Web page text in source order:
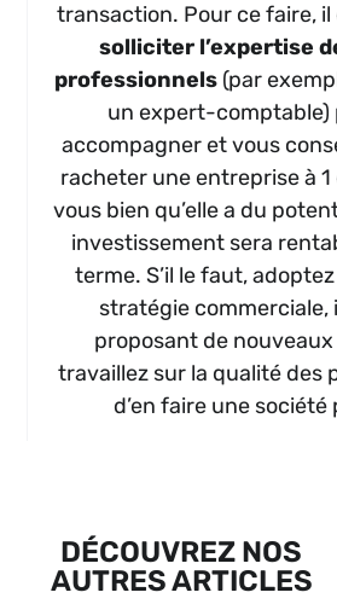
transaction. Pour ce faire, il
solliciter l’expertise
professionnels(par
un expert-comptable)
accompagner et vous
racheter une entreprise à
vous bien qu’elle a du
investissement sera
terme. S’il le faut,
stratégie commerciale,
proposant de
travaillez sur la qualité des
d’en faire une société
DÉCOUVREZ NOS
AUTRES ARTICLES